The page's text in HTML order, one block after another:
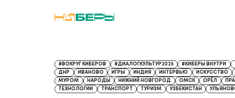
#ВОКРУГ КИБЕРОВ #ДИАЛОГКУЛЬТУР2025 #КИБЕРЫ ВНУТРИ
ДНР
ИВАНОВО ИГРЫ ИНДИЯ ИНТЕРВЬЮ ИСКУССТВО
МУРОМ
НАРОДЫ НИЖНИЙ НОВГОРОД ОМСК ОРЁЛ
ТЕХНОЛОГИИ
ТРАНСПОРТ ТУРИЗМ УЗБЕКИСТАН